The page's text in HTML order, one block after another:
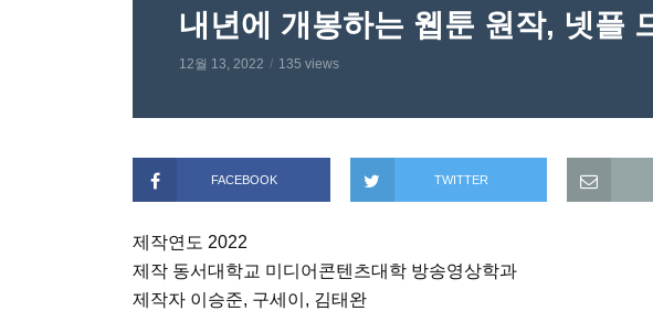
내년에 개봉하는 웹툰 원작, 넷플
12월 13, 2022 135 views
FACEBOOK TWITTER
제작연도 2022
제작 동서대학교 미디어콘텐츠대학 방송영상학과
제작자 이승준, 구세이, 김태완